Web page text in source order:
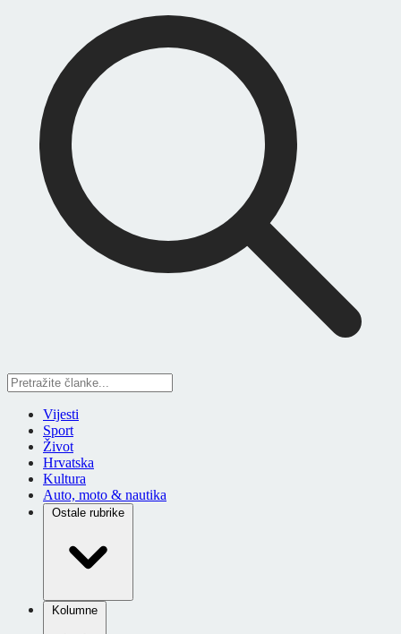
Vijesti
Sport
Život
Hrvatska
Kultura
Auto, moto & nautika
Ostale rubrike
Kolumne